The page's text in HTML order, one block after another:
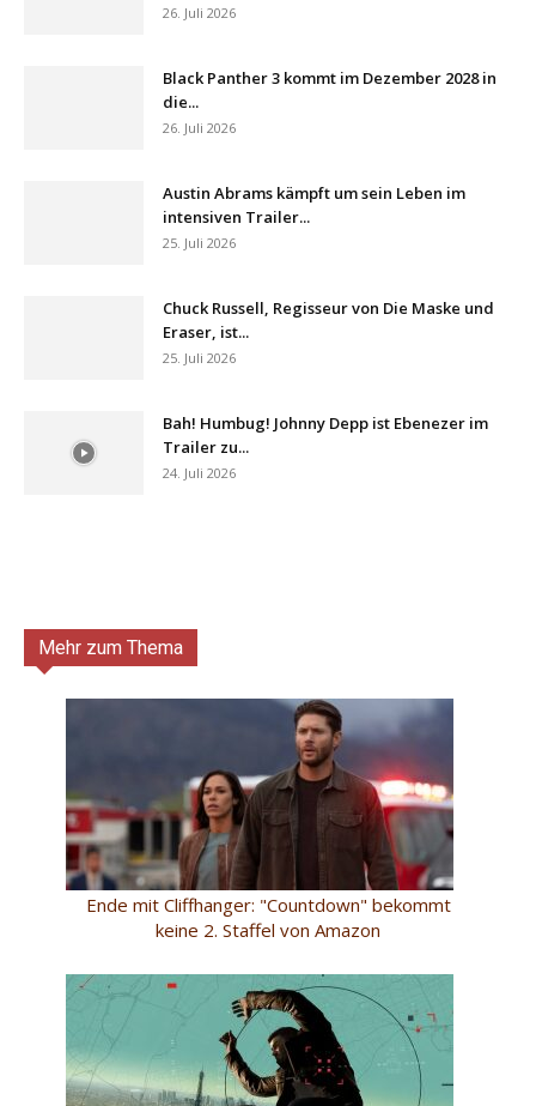
26. Juli 2026
Black Panther 3 kommt im Dezember 2028 in
die...
26. Juli 2026
Austin Abrams kämpft um sein Leben im
intensiven Trailer...
25. Juli 2026
Chuck Russell, Regisseur von Die Maske und
Eraser, ist...
25. Juli 2026
Bah! Humbug! Johnny Depp ist Ebenezer im
Trailer zu...
24. Juli 2026
Mehr zum Thema
Ende mit Cliffhanger: "Countdown" bekommt
keine 2. Staffel von Amazon